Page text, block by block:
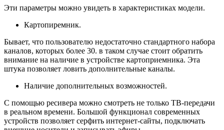
Эти параметры можно увидеть в характеристиках модели.
Картопиремник.
Бывает, что пользователю недостаточно стандартного набора
каналов, которых более 30. в таком случае стоит обратить
внимание на наличие в устройстве картоприемника. Эта
штука позволяет ловить дополнительные каналы.
Наличие дополнительных возможностей.
С помощью ресивера можно смотреть не только ТВ-передачи
в реальном времени. Большой функционал современных
устройств позволяет серфить интернет-сайты, подключать